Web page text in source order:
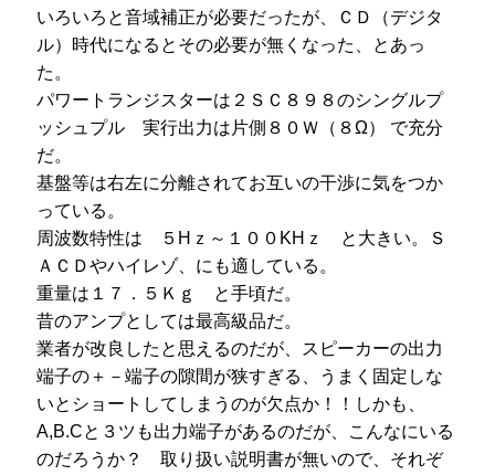
いろいろと音域補正が必要だったが、ＣＤ（デジタ
ル）時代になるとその必要が無くなった、とあっ
た。
パワートランジスターは２ＳＣ８９８のシングルプ
ッシュプル 実行出力は片側８０Ｗ（８Ω） で充分
だ。
基盤等は右左に分離されてお互いの干渉に気をつか
っている。
周波数特性は ５Hｚ～１００KHｚ と大きい。Ｓ
ＡＣＤやハイレゾ、にも適している。
重量は１７．５Ｋｇ と手頃だ。
昔のアンプとしては最高級品だ。
業者が改良したと思えるのだが、スピーカーの出力
端子の＋－端子の隙間が狭すぎる、うまく固定しな
いとショートしてしまうのが欠点か！！しかも、
A,B.Cと３ツも出力端子があるのだが、こんなにいる
のだろうか？ 取り扱い説明書が無いので、それぞ